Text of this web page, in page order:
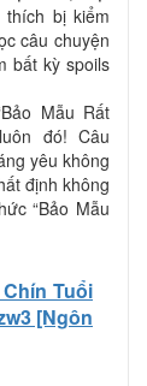
bị kiểm
câu chuyện
bất kỳ spoils
Mẫu Rất
đó! Câu
yêu không
định không
“Bảo Mẫu
Tuổi
[Ngôn